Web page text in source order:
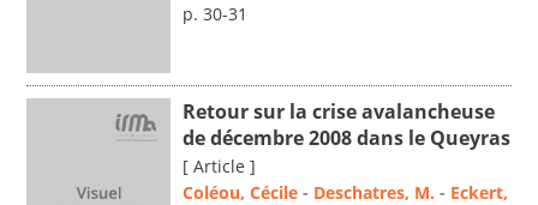
p. 30-31
Retour sur la crise avalancheuse
de décembre 2008 dans le Queyras
[ Article ]
Coléou, Cécile - Deschatres, M. - Eckert,